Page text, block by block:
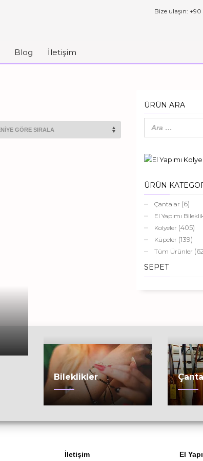
Bize ulaşın:
Blog İletişim
ÜRÜN ARA
ÜRÜN
Çantalar (6)
El Yapımı
Kolyeler (405)
Küpeler (139)
Tüm Ürünler
SEPET
Bileklikler
İletişim El